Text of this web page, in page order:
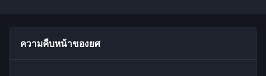
ความคืบหน้าของยศ